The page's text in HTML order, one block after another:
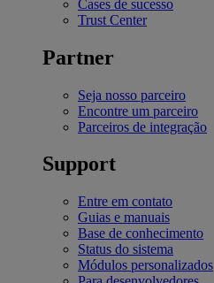
Cases de sucesso
Trust Center
Partner
Seja nosso parceiro
Encontre um parceiro
Parceiros de integração
Support
Entre em contato
Guias e manuais
Base de conhecimento
Status do sistema
Módulos personalizados